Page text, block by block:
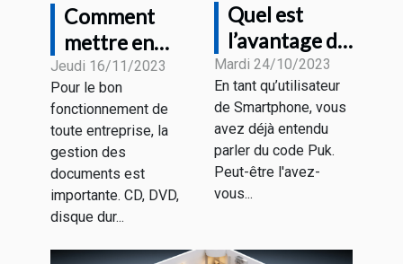
Comment
mettre en
place un
meilleur
système
d'archivage
électronique ?
Jeudi 16/11/2023
Pour le bon
fonctionnement de
toute entreprise, la
gestion des
documents est
importante. CD, DVD,
disque dur...
Quel est
l’avantage du
code Puk et
où le trouver
?
Mardi 24/10/2023
En tant qu’utilisateur
de Smartphone, vous
avez déjà entendu
parler du code Puk.
Peut-être l'avez-
vous...